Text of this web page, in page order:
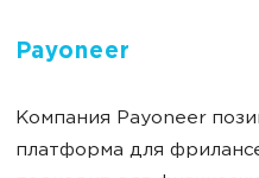
Payoneer
Компания Payoneer
платформа для